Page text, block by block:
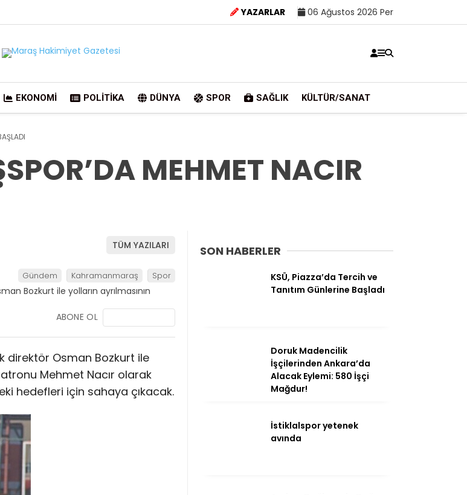
Gündem
Ekonomi
Dünya
YAZARLAR 06 Ağustos 2026 Per
EKONOMI POLITIKA DÜNYA SPOR SAĞLIK KÜLTÜR/SANAT
MEHMET NACIR
TÜM YAZILARI
Gündem Kahramanmaraş Spor
ABONE OL
direktör Osman Bozkurt ile
Mehmet Nacır olarak
hedefleri için sahaya çıkacak.
SON HABERLER
KSÜ, Piazza’da Tercih ve
Tanıtım Günlerine Başladı
Doruk Madencilik
İşçilerinden Ankara’da
Alacak Eylemi: 580 İşçi
Mağdur!
İstiklalspor yetenek
avında